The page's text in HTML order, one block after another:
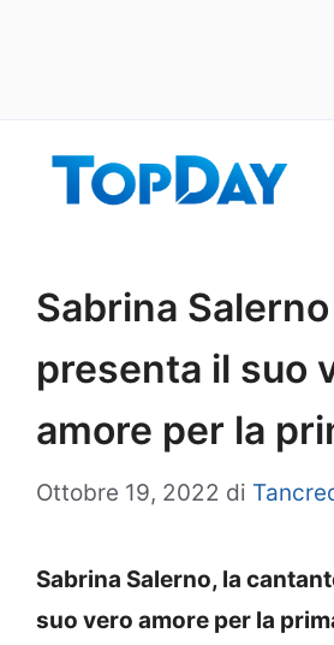
Sabrina Salerno
presenta il suo
amore per la
Ottobre 19, 2022 di
Sabrina Salerno, la
suo vero amore per la